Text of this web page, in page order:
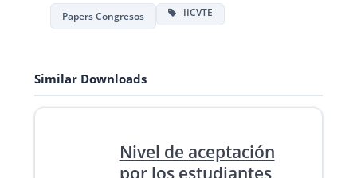
Papers Congresos IICVTE
Similar Downloads
Nivel de aceptación
por los estudiantes